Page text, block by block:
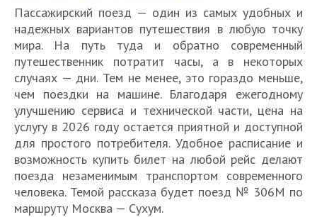
2026
году
Пассажирский поезд — один из самых удобных и
надежных вариантов путешествия в любую точку
мира. На путь туда и обратно современный
путешественник потратит часы, а в некоторых
случаях — дни. Тем не менее, это гораздо меньше,
чем поездки на машине. Благодаря ежегодному
улучшению сервиса и технической части, цена на
услугу в 2026 году остается приятной и доступной
для простого потребителя. Удобное расписание и
возможность купить билет на любой рейс делают
поезда незаменимым транспортом современного
человека. Темой рассказа будет поезд № 306М по
маршруту Москва — Сухум.